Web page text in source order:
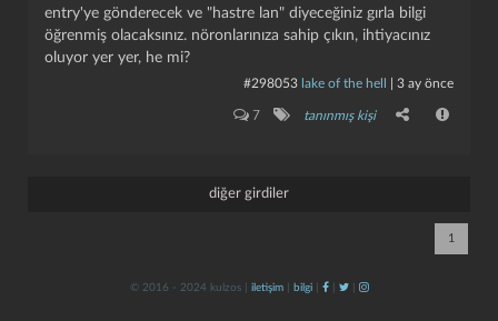
entry'ye gönderecek ve "hastre lan" diyeceğiniz gırla bilgi
öğrenmiş olacaksınız. nöronlarınıza sahip çıkın, ihtiyacınız
oluyor yer yer, he mi?
#298053 lake of the hell 3 ay önce
7 tanınmış kişi
diğer girdiler
1
kapat kaydet
© 2016 - 2024 kulzos | iletişim| bilgi| | |